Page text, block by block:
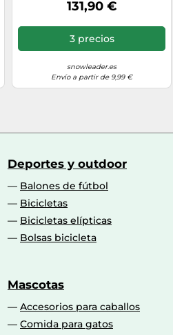
131,90 €
3 precios
snowleader.es
Envío a partir de 9,99 €
Deportes y outdoor
Balones de fútbol
Bicicletas
Bicicletas elípticas
Bolsas bicicleta
Mascotas
Accesorios para caballos
Comida para gatos